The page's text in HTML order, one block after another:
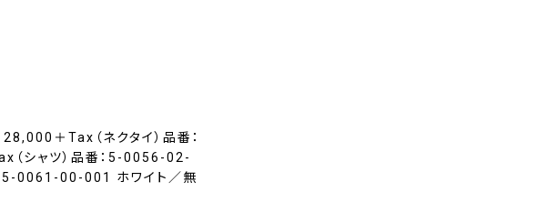
＋Tax（ネクタイ）品番：
シャツ）品番：5-0056-02-
5-0061-00-001 ホワイト／無